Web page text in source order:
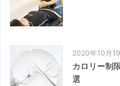
2020年10月
カロリー制
選